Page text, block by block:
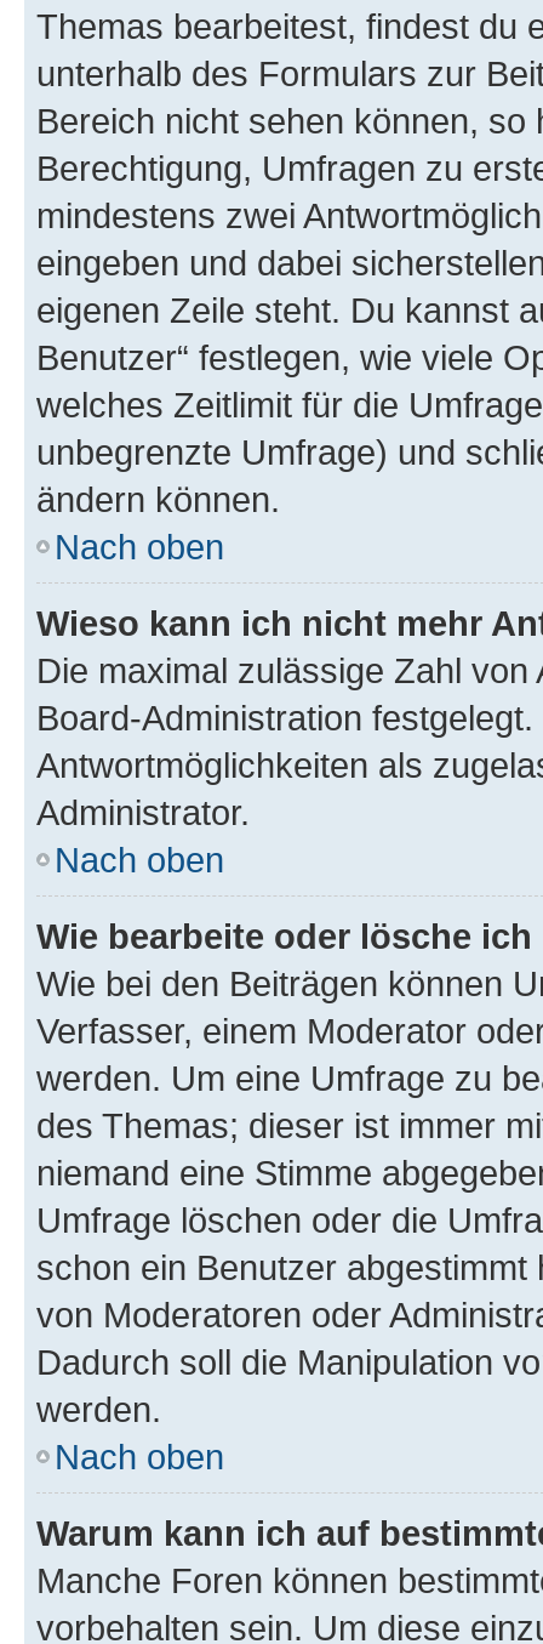
Themas bearbeitest, findest du
unterhalb des Formulars zur
Bereich nicht sehen können,
Berechtigung, Umfragen zu
mindestens zwei
eingeben und dabei
eigenen Zeile steht. Du kannst
Benutzer“ festlegen, wie viele
welches Zeitlimit für die
unbegrenzte Umfrage) und
ändern können.
Nach oben
Wieso kann ich nicht mehr
Die maximal zulässige Zahl
Board-Administration
Antwortmöglichkeiten als
Administrator.
Nach oben
Wie bearbeite oder lösche
Wie bei den Beiträgen können
Verfasser, einem Moderator
werden. Um eine Umfrage zu
des Themas; dieser ist immer
niemand eine Stimme
Umfrage löschen oder die
schon ein Benutzer
von Moderatoren oder
Dadurch soll die Manipulation
werden.
Nach oben
Warum kann ich auf
Manche Foren können
vorbehalten sein. Um diese